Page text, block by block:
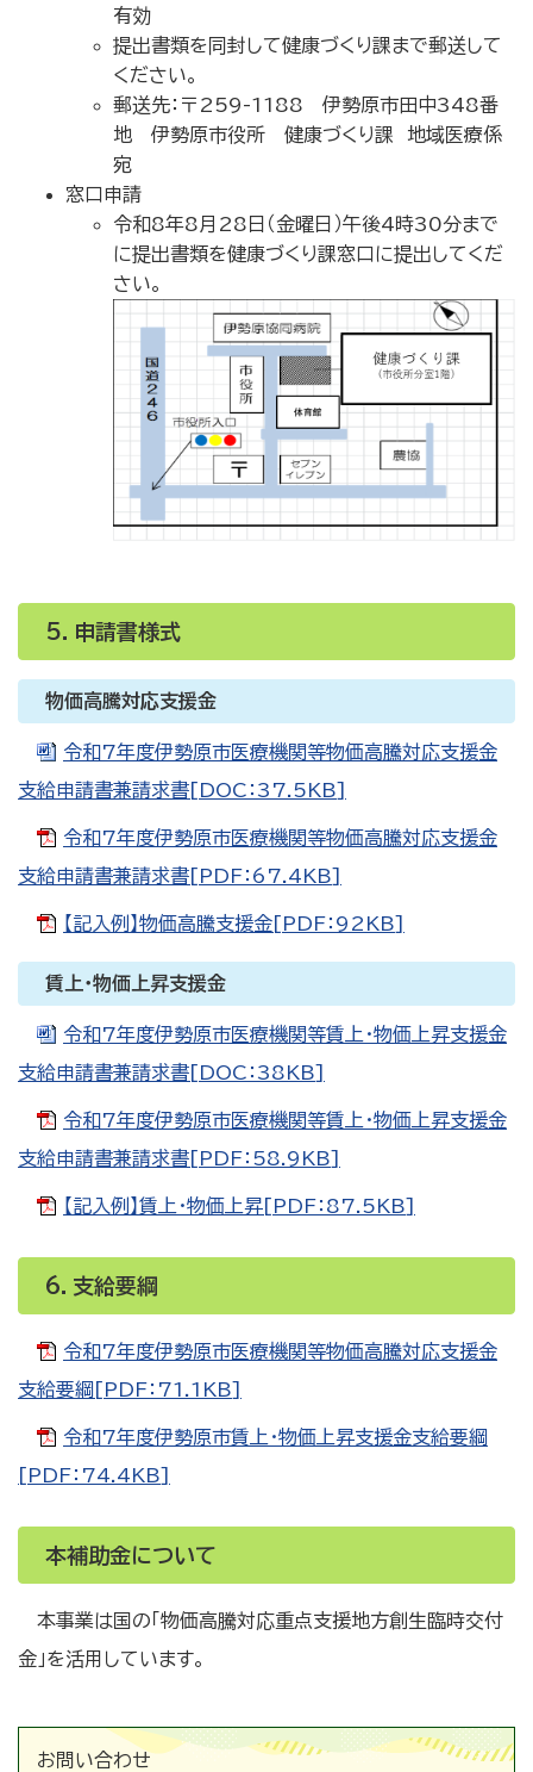
有効
提出書類を同封して健康づくり課まで郵送して
ください。
郵送先：〒259-1188 伊勢原市田中348番
地 伊勢原市役所 健康づくり課 地域医療係
宛
窓口申請
令和8年8月28日（金曜日）午後4時30分まで
に提出書類を健康づくり課窓口に提出してくだ
さい。
5．申請書様式
物価高騰対応支援金
令和7年度伊勢原市医療機関等物価高騰対応支援金
支給申請書兼請求書[DOC：37.5KB]
令和7年度伊勢原市医療機関等物価高騰対応支援金
支給申請書兼請求書[PDF：67.4KB]
【記入例】物価高騰支援金[PDF：92KB]
賃上・物価上昇支援金
令和7年度伊勢原市医療機関等賃上・物価上昇支援金
支給申請書兼請求書[DOC：38KB]
令和7年度伊勢原市医療機関等賃上・物価上昇支援金
支給申請書兼請求書[PDF：58.9KB]
【記入例】賃上・物価上昇[PDF：87.5KB]
6．支給要綱
令和7年度伊勢原市医療機関等物価高騰対応支援金
支給要綱[PDF：71.1KB]
令和7年度伊勢原市賃上・物価上昇支援金支給要綱
[PDF：74.4KB]
本補助金について
本事業は国の「物価高騰対応重点支援地方創生臨時交付
金」を活用しています。
お問い合わせ